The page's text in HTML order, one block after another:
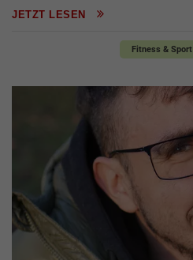
JETZT LESEN
Fitness & Sport